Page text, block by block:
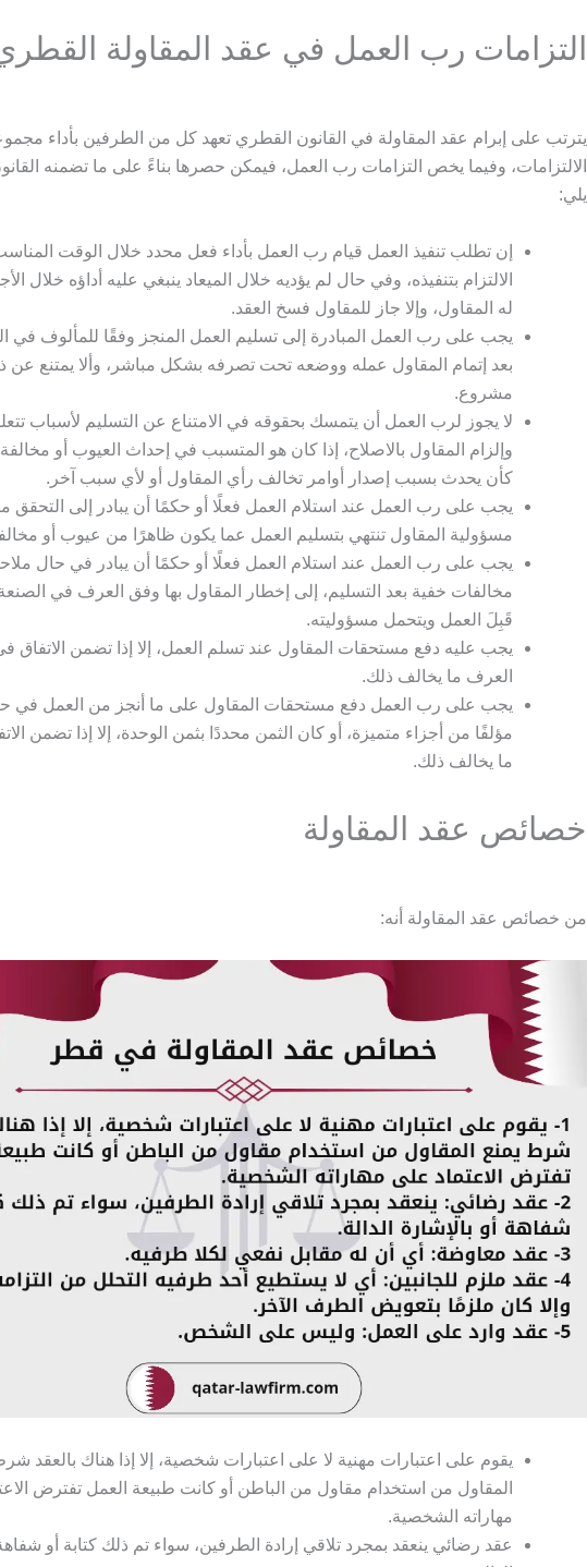
التزامات رب العمل في عقد المقاولة
يترتب على إبرام عقد المقاولة في القانون القطري تعهد كل من الطرفين بأداء
الالتزامات، وفيما يخص التزامات رب العمل، فيمكن حصرها بناءً على ما تضمنه
يلي:
إن تطلب تنفيذ العمل قيام رب العمل بأداء فعل محدد خلال الوقت
الالتزام بتنفيذه، وفي حال لم يؤديه خلال الميعاد ينبغي عليه أداؤه خلال
له المقاول، وإلا جاز للمقاول فسخ العقد.
يجب على رب العمل المبادرة إلى تسليم العمل المنجز وفقًا للمألوف في
بعد إتمام المقاول عمله ووضعه تحت تصرفه بشكل مباشر، وألا يمتنع عن
مشروع.
لا يجوز لرب العمل أن يتمسك بحقوقه في الامتناع عن التسليم لأسباب
وإلزام المقاول بالاصلاح، إذا كان هو المتسبب في إحداث العيوب أو
كأن يحدث بسبب إصدار أوامر تخالف رأي المقاول أو لأي سبب آخر.
يجب على رب العمل عند استلام العمل فعلًا أو حكمًا أن يبادر إلى التحقق
مسؤولية المقاول تنتهي بتسليم العمل عما يكون ظاهرًا من عيوب أو
يجب على رب العمل عند استلام العمل فعلًا أو حكمًا أن يبادر في حال
مخالفات خفية بعد التسليم، إلى إخطار المقاول بها وفق العرف في الصنعة،
قَبِلَ العمل ويتحمل مسؤوليته.
يجب عليه دفع مستحقات المقاول عند تسلم العمل، إلا إذا تضمن الاتفاق
العرف ما يخالف ذلك.
يجب على رب العمل دفع مستحقات المقاول على ما أنجز من العمل في
مؤلفًا من أجزاء متميزة، أو كان الثمن محددًا بثمن الوحدة، إلا إذا تضمن
ما يخالف ذلك.
خصائص عقد المقاولة
من خصائص عقد المقاولة أنه:
يقوم على اعتبارات مهنية لا على اعتبارات شخصية، إلا إذا هناك بالعقد
المقاول من استخدام مقاول من الباطن أو كانت طبيعة العمل تفترض
مهاراته الشخصية.
عقد رضائي ينعقد بمجرد تلاقي إرادة الطرفين، سواء تم ذلك كتابة أو